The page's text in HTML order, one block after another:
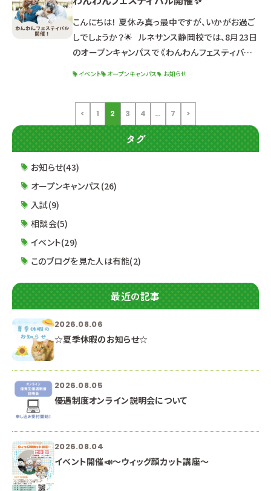
生）について 出願資格・特典・試験日程 選考までの
流れ 求める人材像 面接試験について 筆記試験に
ついて 小論文試験について &n
こんにちは！ 夏休み真っ最中ですが、いかがお過ご
しでしょうか？🌟 ルネサンス静岡校では、8月23日
のオープンキャンパスで 《わんわんフェスティバル》
☑犬好きな高校生＆社会人の方 ☑進路検討中の
高校3年生＆社会人の方 ☑オープンキャンパスに参
加してみたい2年生 【
イベント オープンキャンパス お知らせ
< 1 2 3 4 … 7 >
タグ
お知らせ(43)
オープンキャンパス(26)
入試(9)
相談会(5)
イベント(29)
このブログを見た人は有能(2)
最近の記事
2026.08.06
☆夏季休暇のお知らせ☆
2026.08.05
優遇制度オンライン説明会について
2026.08.04
イベント開催📣～ウィッグ顔カット講座～